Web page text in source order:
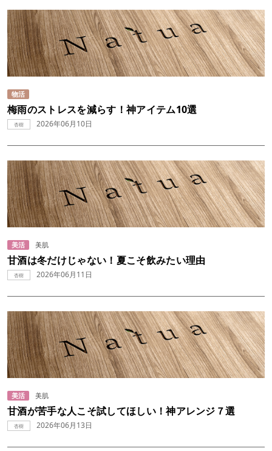
物活
梅雨のストレスを減らす！神アイテム10選
杏樹 2026年06月10日
美活 美肌
甘酒は冬だけじゃない！夏こそ飲みたい理由
杏樹 2026年06月11日
美活 美肌
甘酒が苦手な人こそ試してほしい！神アレンジ７選
杏樹 2026年06月13日